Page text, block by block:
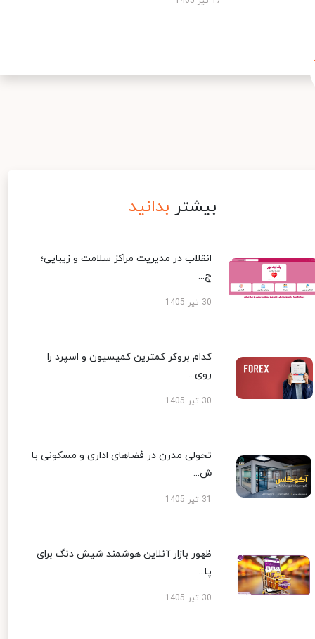
بیشتر بدانید
انقلاب در مدیریت مراکز سلامت و زیبایی؛
چ...
30 تیر 1405
کدام بروکر کمترین کمیسیون و اسپرد را
روی...
30 تیر 1405
تحولی مدرن در فضاهای اداری و مسکونی با
ش...
ظهور بازار آنلاین هوشمند شیش دنگ برای
پا...
30 تیر 1405